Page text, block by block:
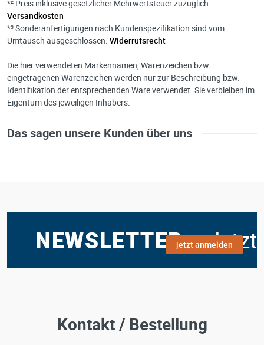
*² Preis inklusive gesetzlicher Mehrwertsteuer zuzüglich
Versandkosten
*³ Sonderanfertigungen nach Kundenspezifikation sind vom
Umtausch ausgeschlossen. Widerrufsrecht
Die hier verwendeten Markennamen, Warenzeichen bzw.
eingetragenen Warenzeichen werden nur zur Beschreibung bzw.
Identifikation der entsprechenden Ware verwendet. Sie verbleiben im
Eigentum des jeweiligen Inhabers.
Das sagen unsere Kunden über uns
jetzt anmelden
Kontakt / Bestellung